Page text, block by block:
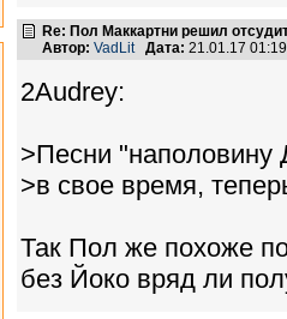
Re: Пол Маккартни решил
Автор: VadLit Дата: 21.01.17
2Audrey:
>Песни
>в свое время,
Так Пол же похоже
без Йоко вряд ли